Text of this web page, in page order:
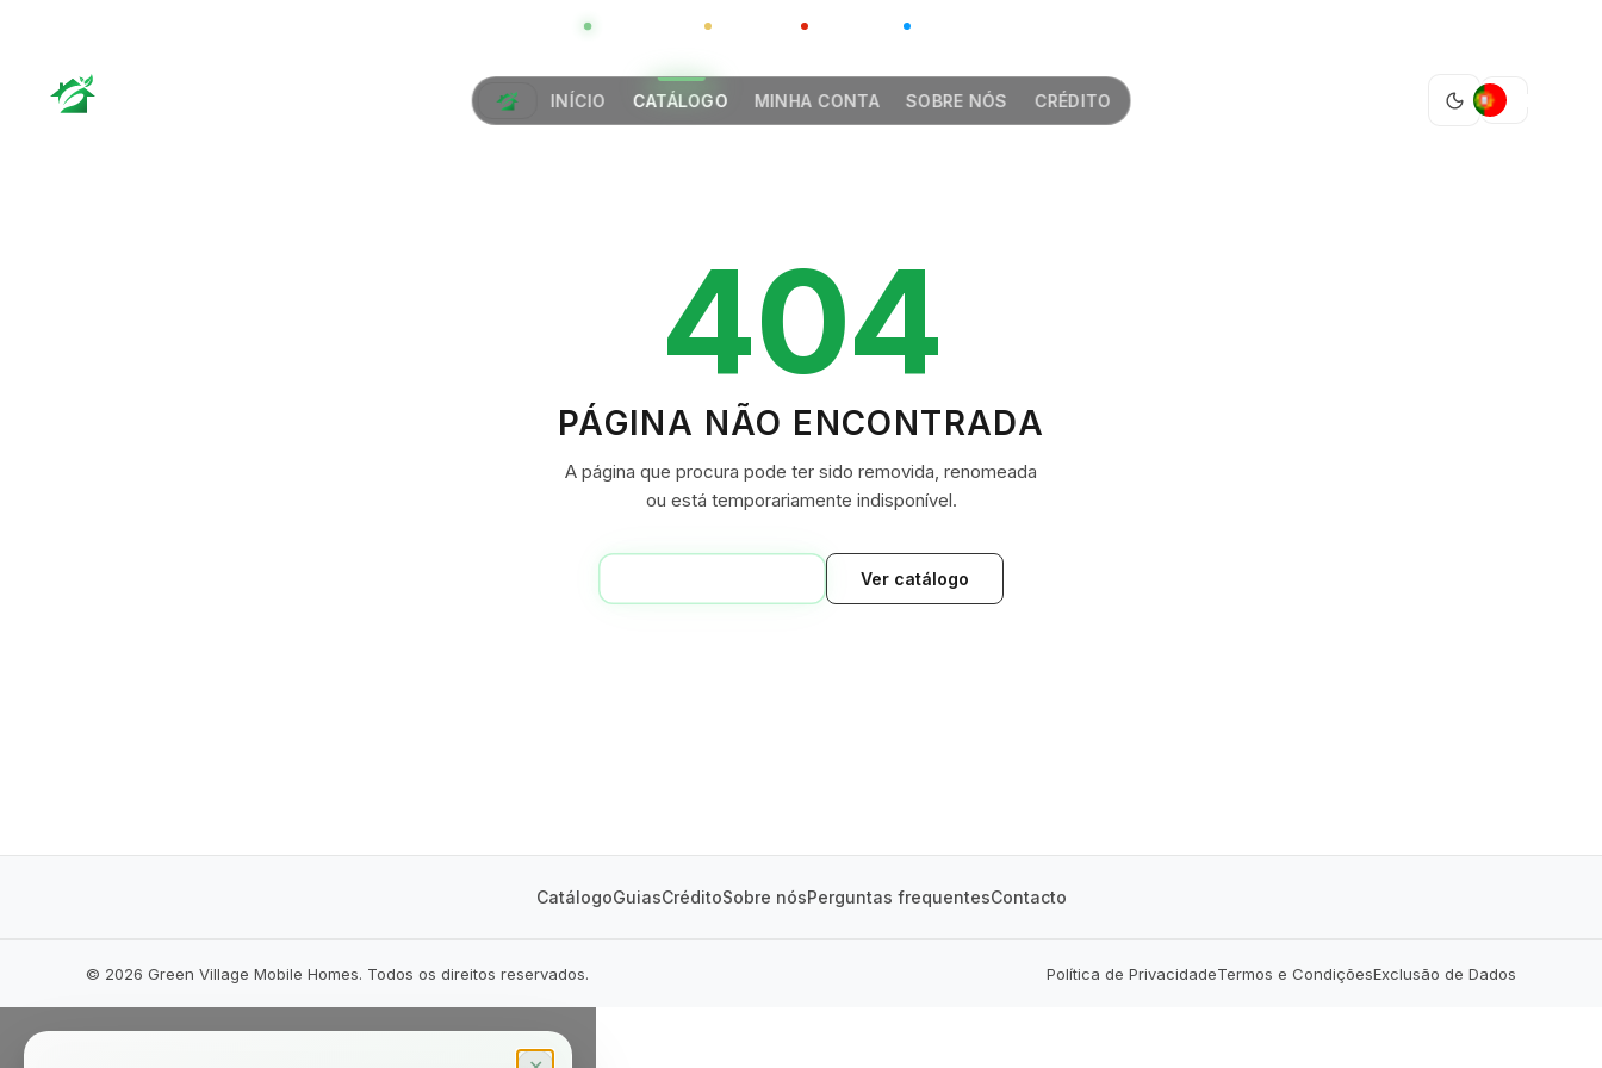
GLOBAL CHINA
INÍCIO CATÁLOGO MINHA CONTA SOBRE NÓS CRÉDITO
GREEN VILLAGE
404
PÁGINA NÃO ENCONTRADA
A página que procura pode ter sido removida, renomeada
ou está temporariamente indisponível.
Ver catálogo
CatálogoGuiasCréditoSobre nósPerguntas frequentesContacto
© 2026 Green Village Mobile Homes. Todos os direitos reservados. Política de PrivacidadeTermos e CondiçõesExclusão de Dados